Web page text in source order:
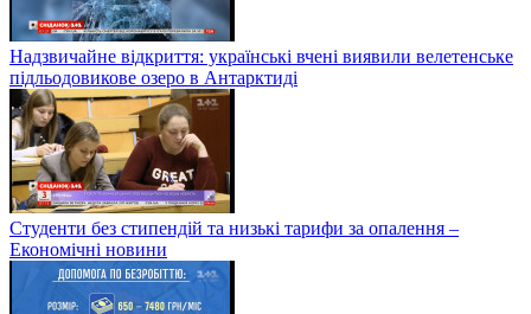
Надзвичайне відкриття: українські вчені виявили велетенське
підльодовикове озеро в Антарктиді
Студенти без стипендій та низькі тарифи за опалення –
Економічні новини